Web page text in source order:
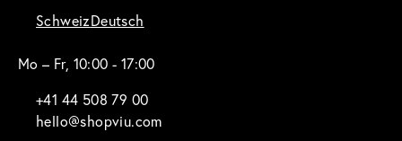
SchweizDeutsch
Mo – Fr, 10:00 - 17:00
+41 44 508 79 00
hello@shopviu.com